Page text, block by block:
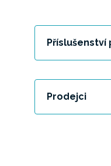
Příslušenství
Prodejci